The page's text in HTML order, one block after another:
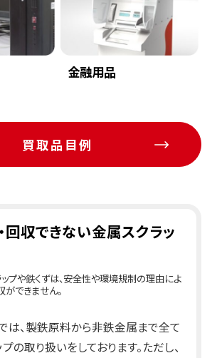
金融用品
買取品目例
回収できない金属スクラッ
プや鉄くずは、安全性や環境規制の理由によ
ができません。
は、製鉄原料から非鉄金属まで全て
の取り扱いをしております。ただし、